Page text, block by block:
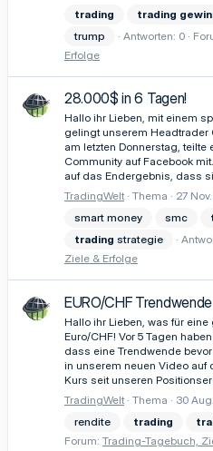
trading
trading
trump
Antworten: 0
Erfolge
28.000$ in 6 Tagen!
Hallo ihr Lieben, mit einem
gelingt unserem Headtrader
am letzten Donnerstag,
Community auf Facebook
auf das Endergebnis, dass
TradingWelt Thema 27
smart money
smc
trading strategie
Ziele & Erfolge
EURO/CHF
Hallo ihr Lieben, was für
Euro/CHF! Vor 5 Tagen
dass eine Trendwende
in unserem neuen Video
Kurs seit unseren
TradingWelt Thema 30
rendite
trading
Forum: Trading-Tagebuch,